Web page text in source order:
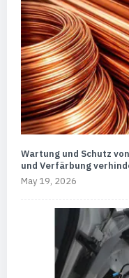
Wartung und Schutz
und Verfärbung
May 19, 2026